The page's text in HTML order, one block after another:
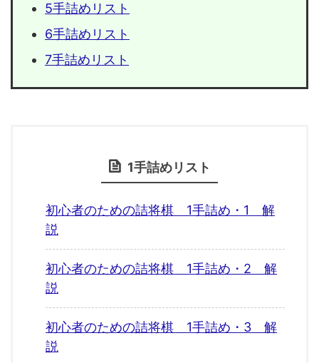
5手詰めリスト
6手詰めリスト
7手詰めリスト
1手詰めリスト
初心者のための詰将棋 1手詰め・1 解
説
初心者のための詰将棋 1手詰め・2 解
説
初心者のための詰将棋 1手詰め・3 解
説